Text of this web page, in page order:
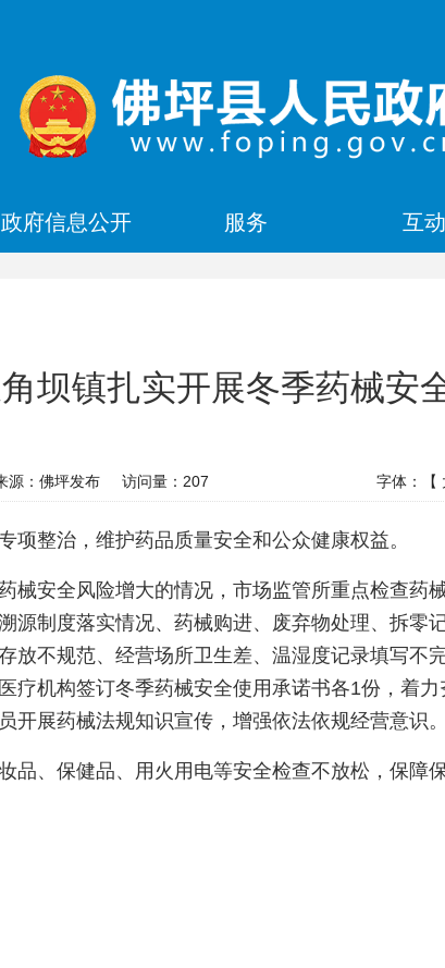
政府信息公开 服务 互动
坝镇扎实开展冬季药械安
源：佛坪发布 访问量： 207 字体：【
项整治，维护药品质量安全和公众健康权益。
械安全风险增大的情况，市场监管所重点检查药
源制度落实情况、药械购进、废弃物处理、拆零
放不规范、经营场所卫生差、温湿度记录填写不
疗机构签订冬季药械安全使用承诺书各1份，着
开展药械法规知识宣传，增强依法依规经营意识。
品、保健品、用火用电等安全检查不放松，保障